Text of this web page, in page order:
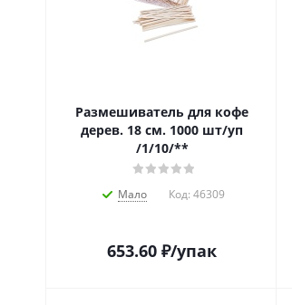
Размешиватель для кофе
дерев. 18 см. 1000 шт/уп
/1/10/**
Мало Код: 46309
653.60 ₽/упак